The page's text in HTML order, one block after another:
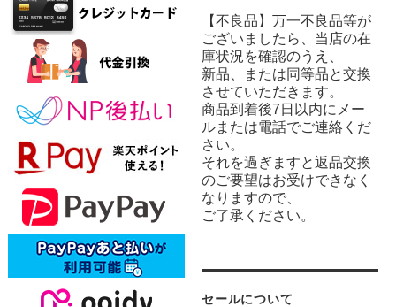
【不良品】万一不良品等が
ございましたら、当店の在
庫状況を確認のうえ、
新品、または同等品と交換
させていただきます。
商品到着後7日以内にメー
ルまたは電話でご連絡くだ
さい。
それを過ぎますと返品交換
のご要望はお受けできなく
なりますので、
ご了承ください。
セールについて